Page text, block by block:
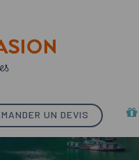
UN DEVIS